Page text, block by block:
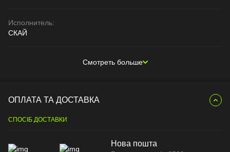
Исполнитель:
СКАЙ
Смотреть больше
ОПЛАТА ТА ДОСТАВКА
СПОСІБ ДОСТАВКИ
Нова пошта